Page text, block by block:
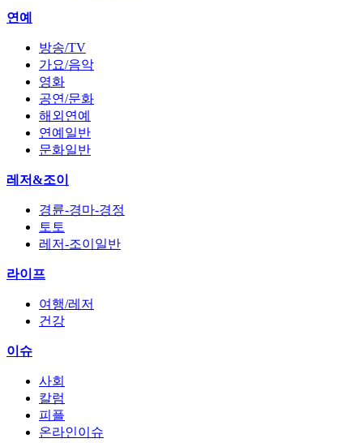
연예
방송/TV
가요/음악
영화
공연/문화
해외연예
연예일반
문화일반
레저&조이
경륜-경마-경정
토토
레저-조이일반
라이프
여행/레저
건강
이슈
사회
칼럼
피플
온라인이슈